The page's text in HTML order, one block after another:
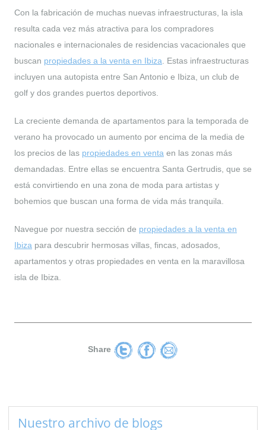
Con la fabricación de muchas nuevas infraestructuras, la isla
resulta cada vez más atractiva para los compradores
nacionales e internacionales de residencias vacacionales que
buscan propiedades a la venta en Ibiza . Estas infraestructuras
incluyen una autopista entre San Antonio e Ibiza, un club de
golf y dos grandes puertos deportivos.
La creciente demanda de apartamentos para la temporada de
verano ha provocado un aumento por encima de la media de
los precios de las propiedades en venta en las zonas más
demandadas. Entre ellas se encuentra Santa Gertrudis, que se
está convirtiendo en una zona de moda para artistas y
bohemios que buscan una forma de vida más tranquila.
Navegue por nuestra sección de propiedades a la venta en
Ibiza para descubrir hermosas villas, fincas, adosados,
apartamentos y otras propiedades en venta en la maravillosa
isla de Ibiza.
Share
Nuestro archivo de blogs